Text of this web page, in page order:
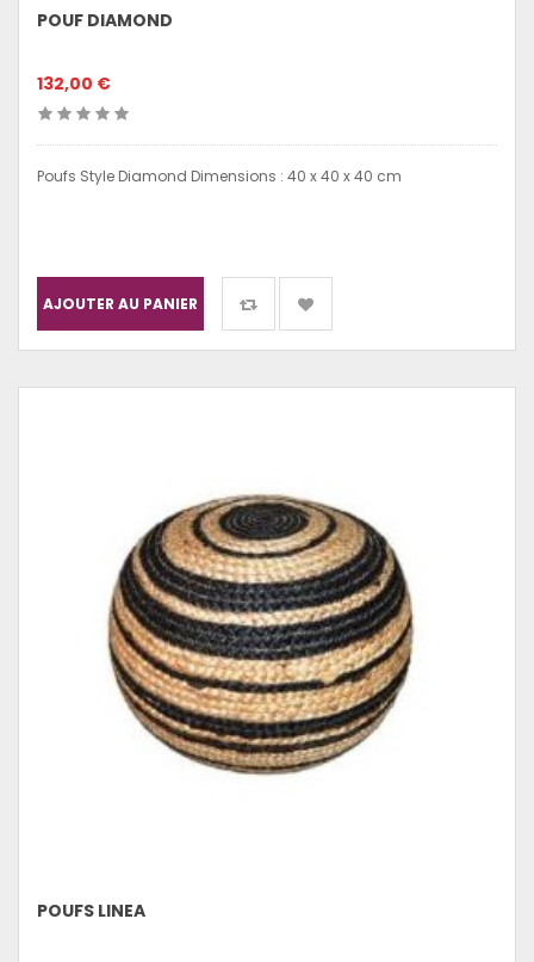
POUF DIAMOND
132,00 €
Poufs Style Diamond Dimensions : 40 x 40 x 40 cm
AJOUTER AU PANIER
POUFS LINEA